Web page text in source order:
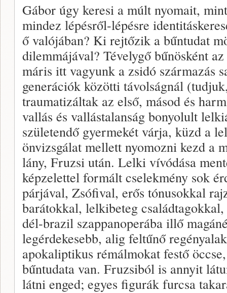
Gábor úgy keresi a múlt nyomait,
mindez lépésről-lépésre
ő valójában? Ki rejtőzik a bűntudat
dilemmájával? Tévelygő bűnösként
máris itt vagyunk a zsidó származás
generációk közötti távolságnál
traumatizáltak az első, másod és
vallás és vallástalanság bonyolult
születendő gyermekét várja, küzd a
önvizsgálat mellett nyomozni kezd a
lány, Fruzsi után. Lelki vívódása
képzelettel formált cselekmény sok
párjával, Zsófival, erős tónusokkal
barátokkal, lelkibeteg
dél-brazil szappanoperába illő
legérdekesebb, alig feltűnő
apokaliptikus rémálmokat festő
bűntudata van. Fruzsiból is annyit
látni enged; egyes figurák furcsa